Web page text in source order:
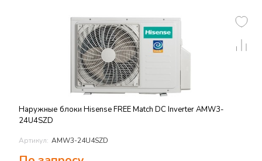
Наружные блоки Hisense FREE Match DC Inverter AMW3-
24U4SZD
Артикул: AMW3-24U4SZD